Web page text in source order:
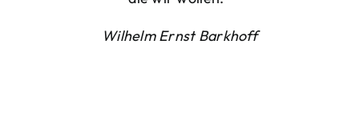
Wilhelm Ernst Barkhoff